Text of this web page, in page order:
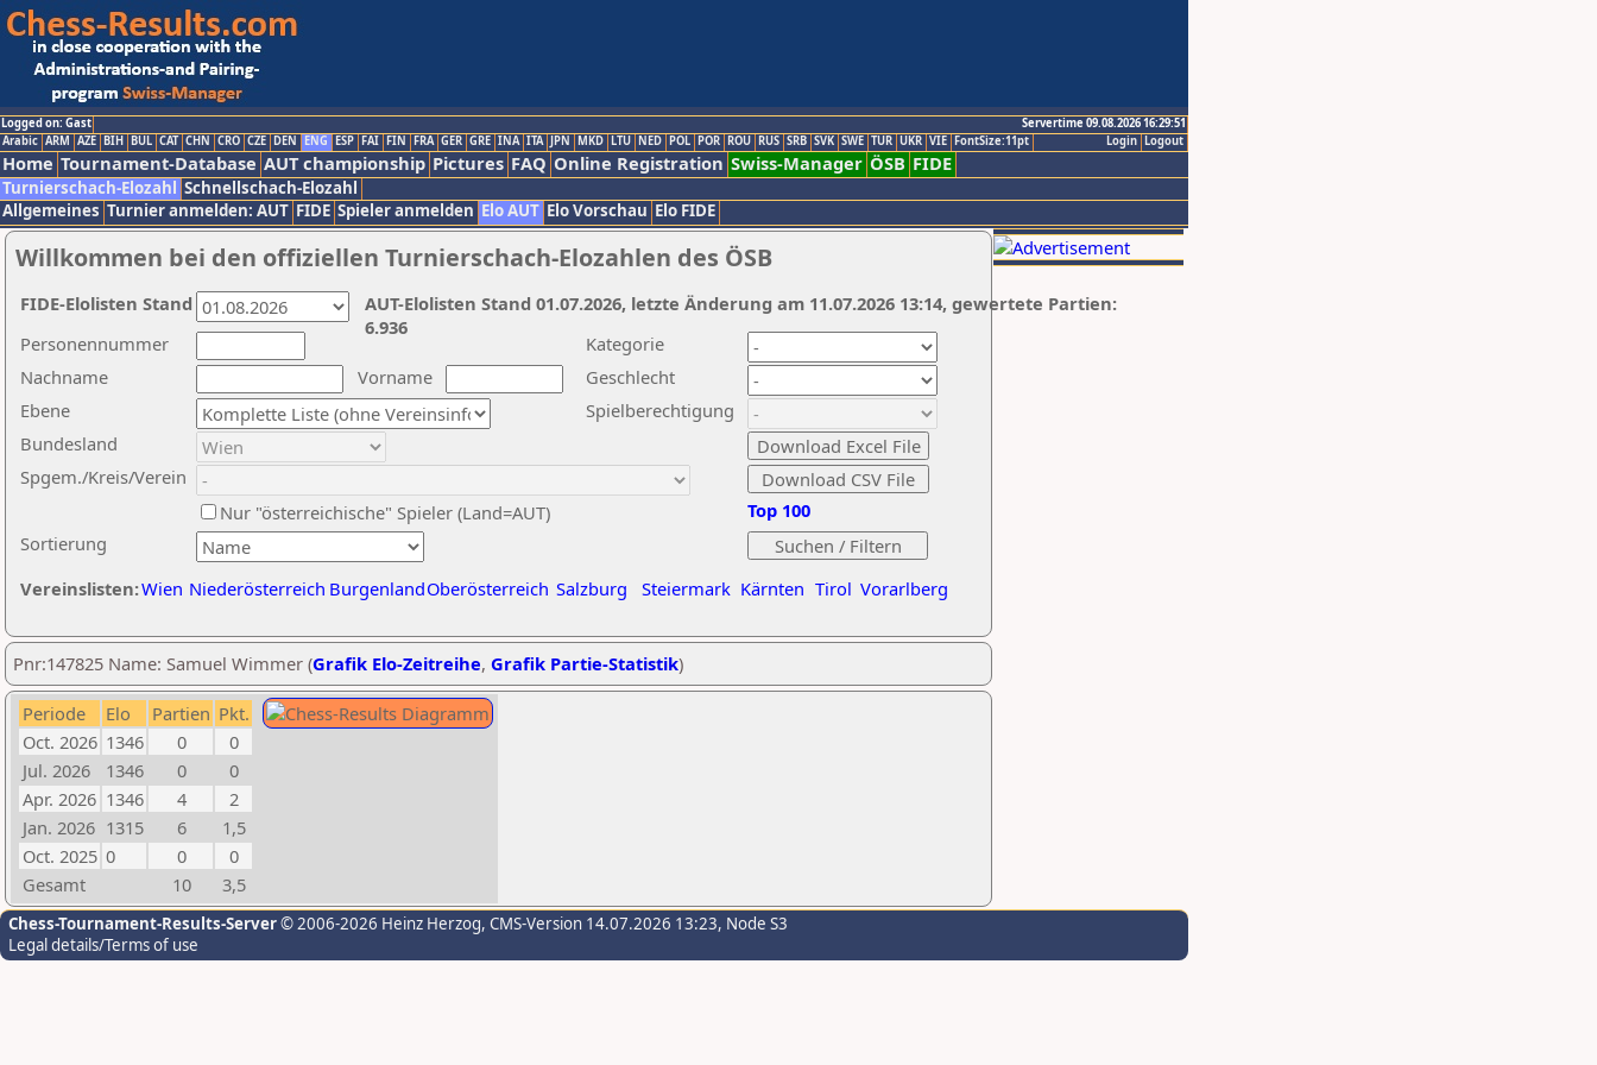
Logged on: Gast
Servertime 09.08.2026 16:29:51
Logout
Login
Arabic ARM AZE BIH BUL CAT CHN CRO CZE DEN ENG ESP FAI FIN FRA GER GRE INA ITA JPN MKD LTU NED POL POR ROU RUS SRB SVK SWE TUR UKR VIE FontSize:11pt
Home Tournament-Database AUT championship Pictures FAQ Online Registration Swiss-Manager ÖSB FIDE
Turnierschach-Elozahl Schnellschach-Elozahl
Allgemeines Turnier anmelden: AUT FIDE Spieler anmelden Elo AUT Elo Vorschau Elo FIDE
Willkommen bei den offiziellen Turnierschach-Elozahlen des ÖSB
Nachname
Vorname
Ebene
Kategorie
Sortierung
Personennummer
Bundesland
Spgem./Kreis/Verein
Geschlecht
Nur "österreichische" Spieler (Land=AUT)
Spielberechtigung
Vereinslisten:Wien Niederösterreich BurgenlandOberösterreich Salzburg Steiermark Kärnten Tirol Vorarlberg
Top 100
AUT-Elolisten Stand 01.07.2026, letzte Änderung am 11.07.2026 13:14, gewertete Partien:
6.936
FIDE-Elolisten Stand
Pnr:147825 Name: Samuel Wimmer (Grafik Elo-Zeitreihe, Grafik Partie-Statistik)
Periode Elo Partien Pkt.
Oct. 2026 1346 0
0
Jul. 2026
1346 0
0
Apr. 2026 1346 4
2
Jan. 2026 1315 6
1,5
Oct. 2025 0 0
0
Gesamt
10 3,5
Chess-Tournament-Results-Server© 2006-2026 Heinz Herzog, CMS-Version 14.07.2026 13:23, Node S3
Legal details/Terms of use